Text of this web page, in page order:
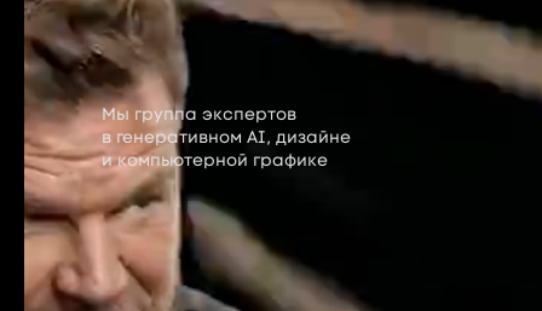
Мы группа экспертов
в генеративном AI, дизайне
и компьютерной графике